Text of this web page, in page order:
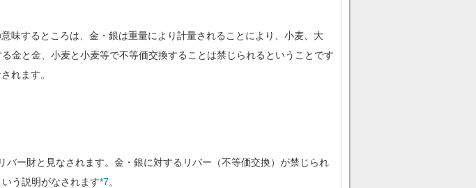
意味するところは、金・銀は重量により計量されることにより、小麦、大
金と金、小麦と小麦等で不等価交換することは禁じられるということです
れます。
バー財と見なされます。金・銀に対するリバー（不等価交換）が禁じられ
う説明がなされます*7。